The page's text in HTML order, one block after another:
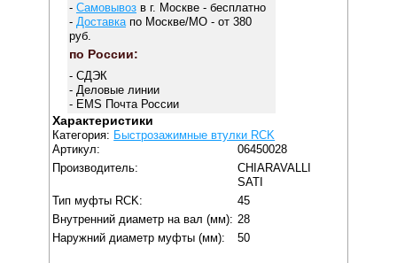
- Самовывозв г. Москве - бесплатно
- Доставкапо Москве/МО - от 380
руб.
по России:
- СДЭК
- Деловые линии
- EMS Почта России
Характеристики
Категория: Быстрозажимные втулки RCK
Артикул:
06450028
Производитель:
CHIARAVALLI
SATI
Тип муфты RCK:
45
Внутренний диаметр на вал (мм): 28
Наружний диаметр муфты (мм):
50